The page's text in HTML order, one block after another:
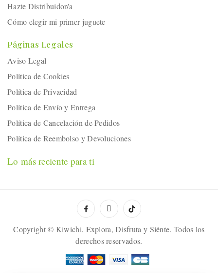
Hazte Distribuidor/a
Cómo elegir mi primer juguete
Páginas Legales
Aviso Legal
Política de Cookies
Política de Privacidad
Política de Envío y Entrega
Política de Cancelación de Pedidos
Política de Reembolso y Devoluciones
Lo más reciente para ti
Copyright © Kiwichi, Explora, Disfruta y Siénte. Todos los
derechos reservados.